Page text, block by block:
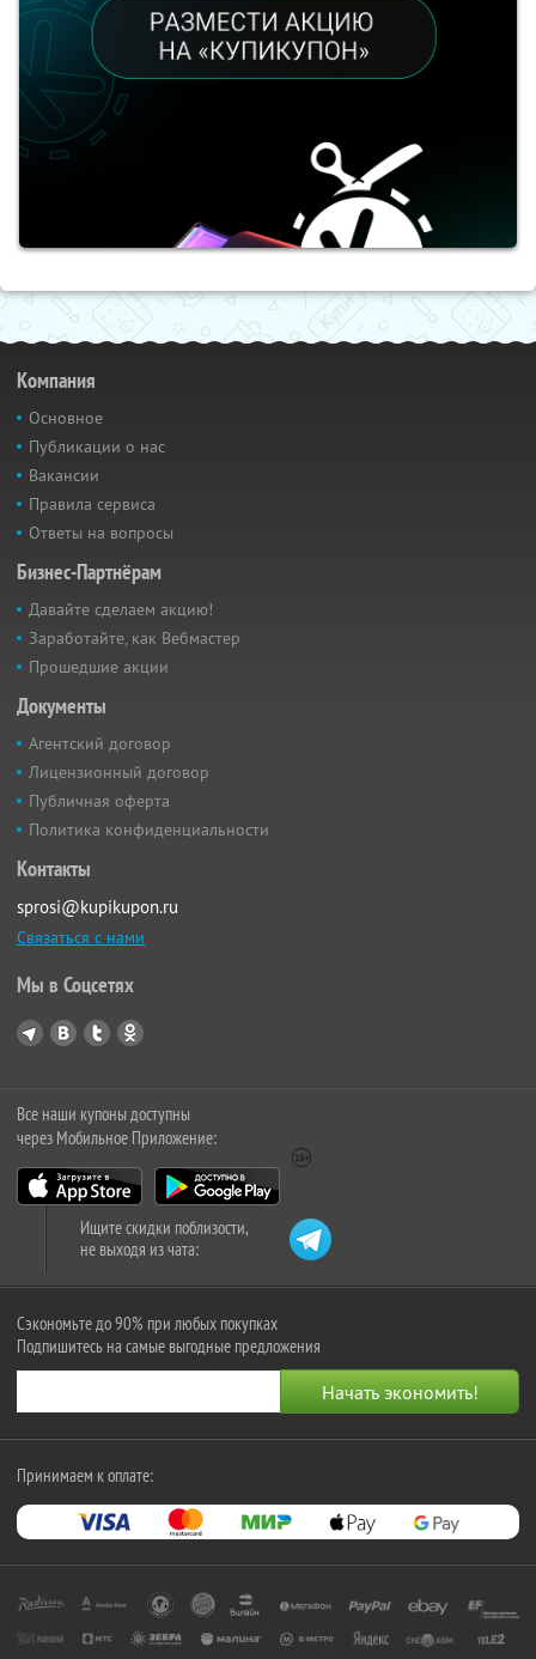
Компания
Основное
Публикации о нас
Вакансии
Правила сервиса
Ответы на вопросы
Бизнес-Партнёрам
Давайте сделаем акцию!
Заработайте, как Вебмастер
Прошедшие акции
Документы
Агентский договор
Лицензионный договор
Публичная оферта
Политика конфиденциальности
Контакты
sprosi@kupikupon.ru
Связаться с нами
Мы в Соцсетях
Все наши купоны доступны
через Мобильное Приложение:
Ищите скидки поблизости,
не выходя из чата:
Сэкономьте до 90% при любых покупках
Подпишитесь на самые выгодные предложения
Принимаем к оплате: